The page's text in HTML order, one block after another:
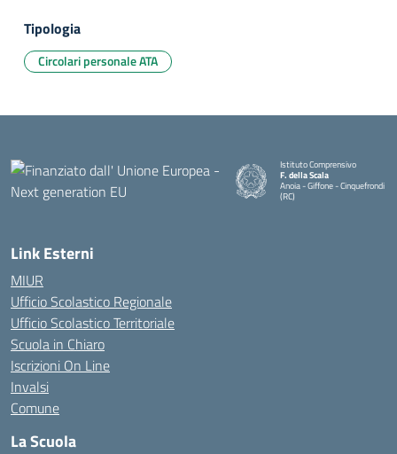
Tipologia
Circolari personale ATA
Istituto Comprensivo
F. della Scala
Anoia - Giffone - Cinquefrondi
(RC)
Link Esterni
MIUR
Ufficio Scolastico Regionale
Ufficio Scolastico Territoriale
Scuola in Chiaro
Iscrizioni On Line
Invalsi
Comune
La Scuola